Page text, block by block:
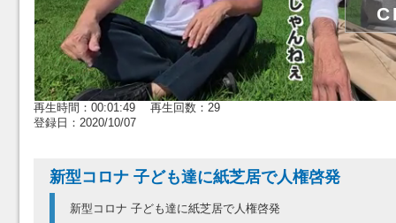
再生時間：00:01:49 再生回数：29
登録日：2020/10/07
新型コロナ 子ども達に紙芝居で人権啓発
新型コロナ 子ども達に紙芝居で人権啓発